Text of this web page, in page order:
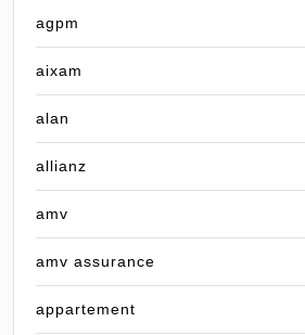
agpm
aixam
alan
allianz
amv
amv assurance
appartement